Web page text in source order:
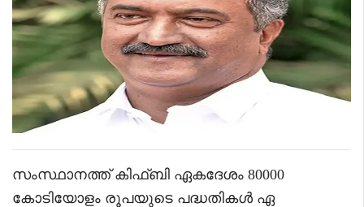
സംസ്ഥാനത്ത് കിഫ്ബി ഏകദേശം 80000
കോടിയോളം രൂപയുടെ പദ്ധതികൾ ഏ